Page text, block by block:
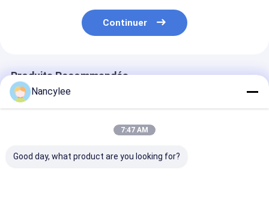
Continuer
Produits Recommandés
Nancylee
7:47 AM
Good day, what product are you looking for?